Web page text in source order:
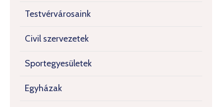
Testvérvárosaink
Civil szervezetek
Sportegyesületek
Egyházak